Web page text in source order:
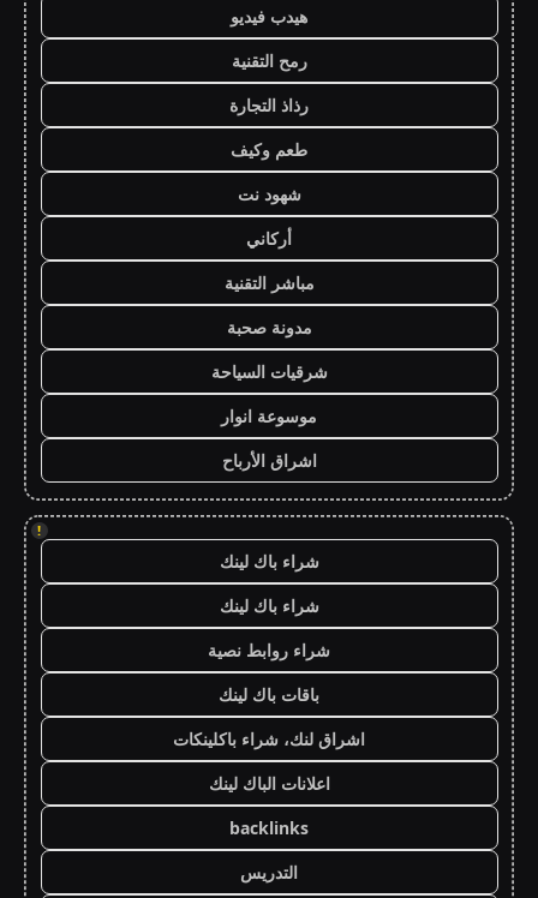
هيدب فيديو
رمح التقنية
رذاذ التجارة
طعم وكيف
شهود نت
أركاني
مباشر التقنية
مدونة صحبة
شرقيات السياحة
موسوعة انوار
اشراق الأرباح
!
شراء باك لينك
شراء باك لينك
شراء روابط نصية
باقات باك لينك
اشراق لنك، شراء باكلينكات
اعلانات الباك لينك
backlinks
التدريس